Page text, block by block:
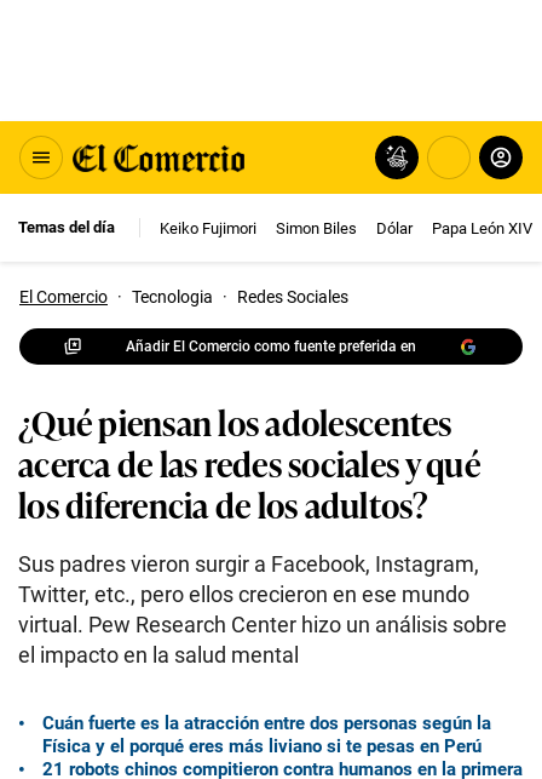
Temas del día Keiko Fujimori Simon Biles Dólar Papa León XIV
El Comercio · Tecnologia · Redes Sociales
Añadir El Comercio como fuente preferida en
¿Qué piensan los adolescentes
acerca de las redes sociales y qué
los diferencia de los adultos?
Sus padres vieron surgir a Facebook, Instagram,
Twitter, etc., pero ellos crecieron en ese mundo
virtual. Pew Research Center hizo un análisis sobre
el impacto en la salud mental
Cuán fuerte es la atracción entre dos personas según la
Física y el porqué eres más liviano si te pesas en Perú
21 robots chinos compitieron contra humanos en la primera